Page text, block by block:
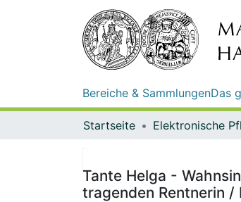
Bereiche & SammlungenDas
Startseite
Tante Helga -
tragenden Rentnerin /